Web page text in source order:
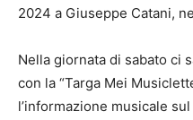
2024 a Giuseppe Catani,
Nella giornata di sabato ci
con la “Targa Mei
l’informazione musicale